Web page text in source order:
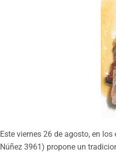
Este viernes 26 de agosto, en los
Núñez 3961) propone un